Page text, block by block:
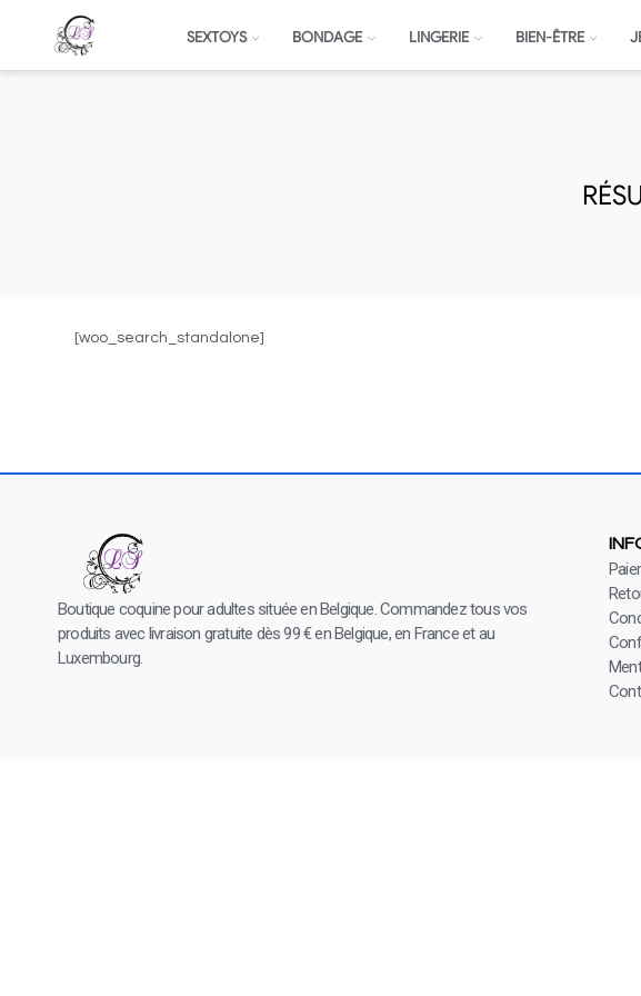
SEXTOYS BONDAGE LINGERIE BIEN-ÊTRE
[woo_search_standalone]
Boutique coquine pour adultes située en Belgique. Commandez tous vos
produits avec livraison gratuite dès 99 € en Belgique, en France et au
Luxembourg.